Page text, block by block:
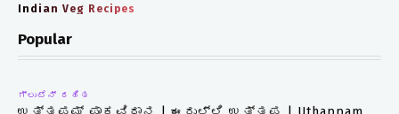
Indian Veg Recipes
Popular
ಗ್ಲುಟೆನ್ ರಹಿತ